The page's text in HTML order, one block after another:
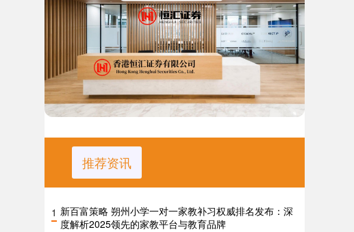
推荐资讯
1 新百富策略 朔州小学一对一家教补习权威排名发布：深
度解析2025领先的家教平台与教育品牌